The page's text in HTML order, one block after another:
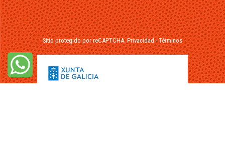
Sitio protegido por reCAPTCHA.Privacidad-Términos